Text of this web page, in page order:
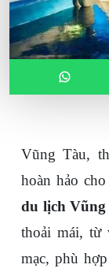
Vũng Tàu,
hoàn hảo
du lịch Vũng
thoải mái, từ
mạc, phù